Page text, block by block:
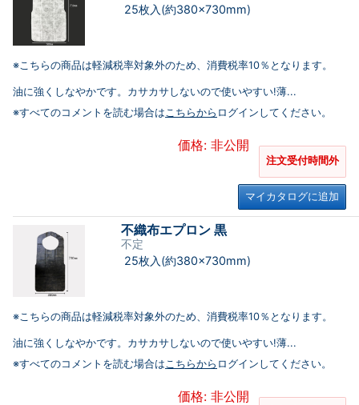
25枚入(約380×730mm)
※こちらの商品は軽減税率対象外のため、消費税率10％となります。
油に強くしなやかです。カサカサしないので使いやすい!薄...
※すべてのコメントを読む場合はこちらから ログインしてください。
価格: 非公開
注文受付時間外
マイカタログに追加
不織布エプロン 黒
不定
25枚入(約380×730mm)
※こちらの商品は軽減税率対象外のため、消費税率10％となります。
油に強くしなやかです。カサカサしないので使いやすい!薄...
※すべてのコメントを読む場合はこちらから ログインしてください。
価格: 非公開